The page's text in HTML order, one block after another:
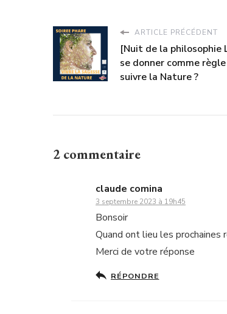
ARTICLE PRÉCÉDENT
[Nuit de la philosophie
se donner comme
suivre la Nature ?
2 commentaire
claude comina
3 septembre 2023 à 19h45
Bonsoir
Quand ont lieu les prochaines
Merci de votre réponse
RÉPONDRE